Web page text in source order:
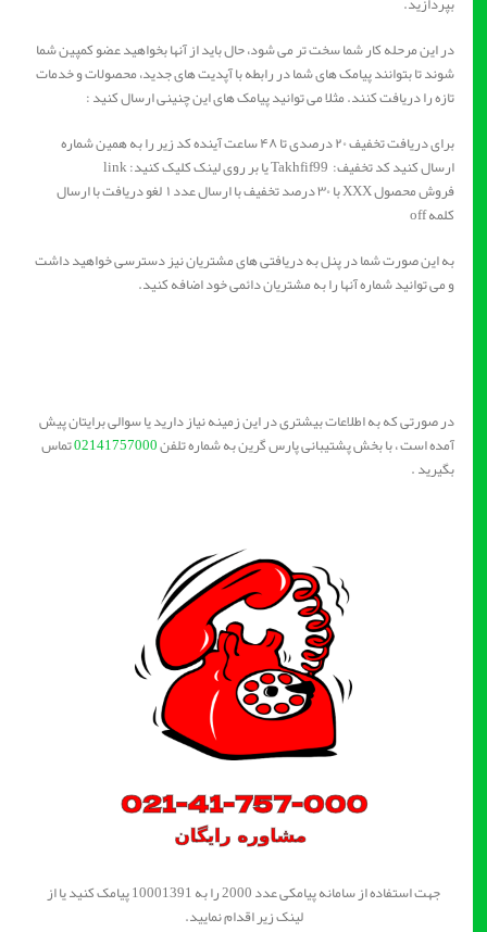
در این مرحله کار شما سخت تر می شود، حال باید از آنها بخواهید عضو کمپین شما
شوند تا بتوانند پیامک های شما در رابطه با آپدیت های جدید، محصولات و خدمات
تازه را دریافت کنند. مثلا می توانید پیامک های این چنینی ارسال کنید :
برای دریافت تخفیف ۲۰ درصدی تا ۴۸ ساعت آینده کد زیر را به همین شماره
ارسال کنید کد تخفیف: Takhfif99 یا بر روی لینک کلیک کنید: link
فروش محصول XXX با ۳۰ درصد تخفیف با ارسال عدد ۱ لغو دریافت با ارسال
کلمه off
به این صورت شما در پنل به دریافتی های مشتریان نیز دسترسی خواهید داشت
و می توانید شماره آنها را به مشتریان دائمی خود اضافه کنید.
در صورتی که به اطلاعات بیشتری در این زمینه نیاز دارید یا سوالی برایتان پیش
آمده است ، با بخش پشتیبانی پارس گرین به شماره تلفن02141757000تماس
بگیرید .
جهت استفاده از سامانه پیامکی عدد 2000 را به 10001391 پیامک کنید یا از
لینک زیر اقدام نمایید.